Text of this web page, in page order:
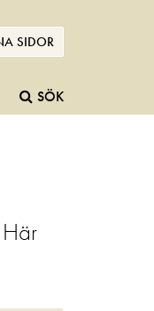
SIDOR
SÖK